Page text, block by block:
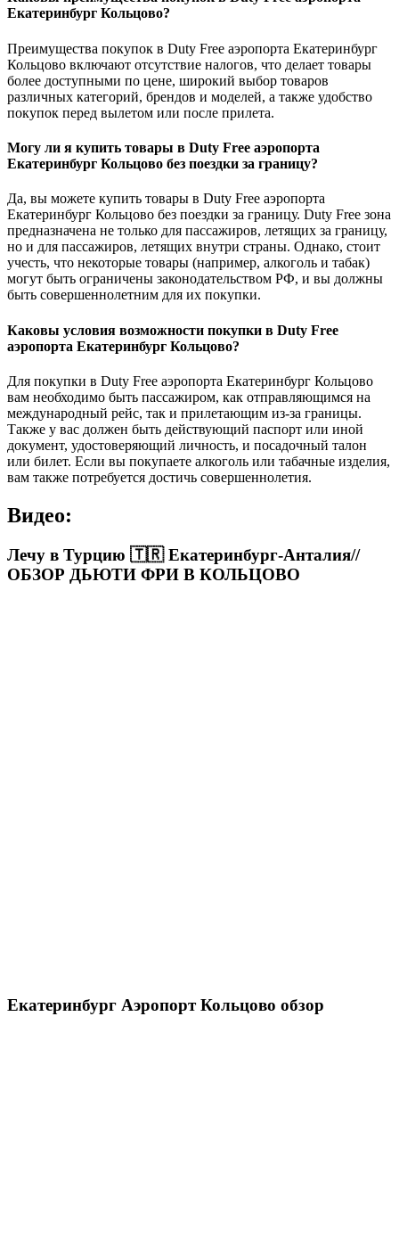
Екатеринбург Кольцово?
Преимущества покупок в Duty Free аэропорта Екатеринбург
Кольцово включают отсутствие налогов, что делает товары
более доступными по цене, широкий выбор товаров
различных категорий, брендов и моделей, а также удобство
покупок перед вылетом или после прилета.
Могу ли я купить товары в Duty Free аэропорта
Екатеринбург Кольцово без поездки за границу?
Да, вы можете купить товары в Duty Free аэропорта
Екатеринбург Кольцово без поездки за границу. Duty Free зона
предназначена не только для пассажиров, летящих за границу,
но и для пассажиров, летящих внутри страны. Однако, стоит
учесть, что некоторые товары (например, алкоголь и табак)
могут быть ограничены законодательством РФ, и вы должны
быть совершеннолетним для их покупки.
Каковы условия возможности покупки в Duty Free
аэропорта Екатеринбург Кольцово?
Для покупки в Duty Free аэропорта Екатеринбург Кольцово
вам необходимо быть пассажиром, как отправляющимся на
международный рейс, так и прилетающим из-за границы.
Также у вас должен быть действующий паспорт или иной
документ, удостоверяющий личность, и посадочный талон
или билет. Если вы покупаете алкоголь или табачные изделия,
вам также потребуется достичь совершеннолетия.
Видео:
Лечу в Турцию 🇹🇷 Екатеринбург-Анталия//
ОБЗОР ДЬЮТИ ФРИ В КОЛЬЦОВО
Екатеринбург Аэропорт Кольцово обзор